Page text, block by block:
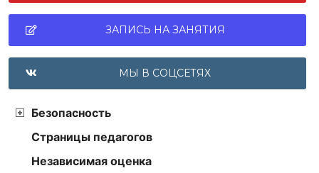
ЗАПИСЬ НА ЗАНЯТИЯ
МЫ В СОЦСЕТЯХ
Безопасность
Страницы педагогов
Независимая оценка